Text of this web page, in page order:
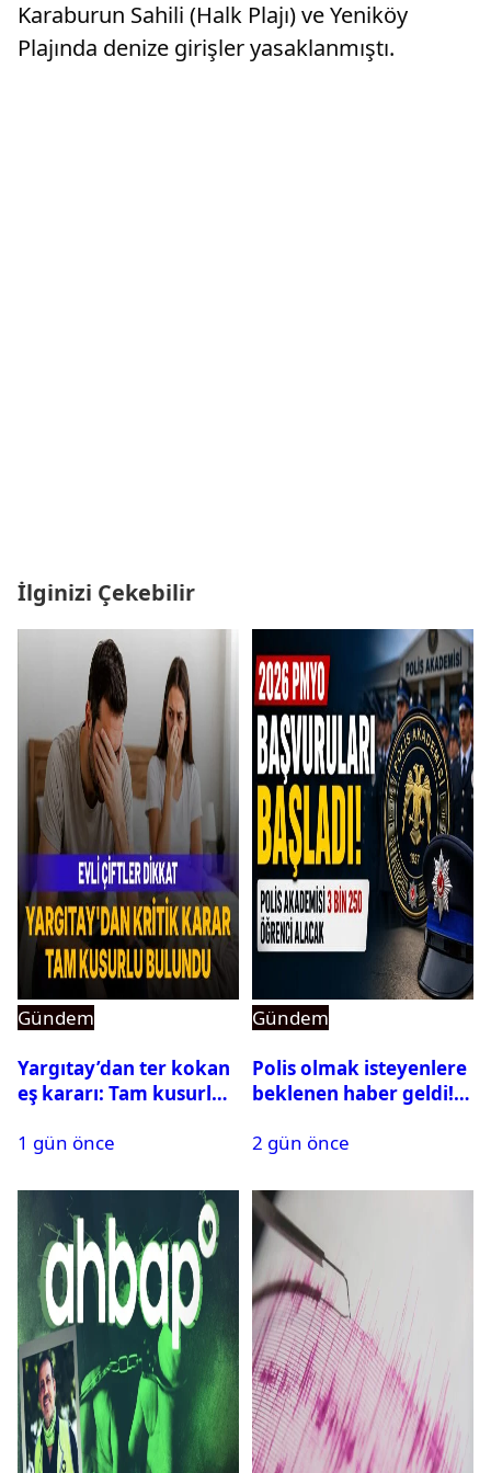
Karaburun Sahili (Halk Plajı) ve Yeniköy
Plajında denize girişler yasaklanmıştı.
İlginizi Çekebilir
Gündem
Yargıtay’dan ter kokan
eş kararı: Tam kusurlu
1 gün önce
Gündem
Polis olmak isteyenlere
beklenen haber geldi!
2 gün önce